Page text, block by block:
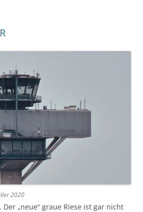
2020
Der „neue“ graue Riese ist gar nicht